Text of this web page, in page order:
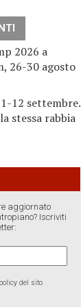
2026 a
26-30 agosto
12 settembre.
stessa rabbia
aggiornato
Iscriviti
del sito